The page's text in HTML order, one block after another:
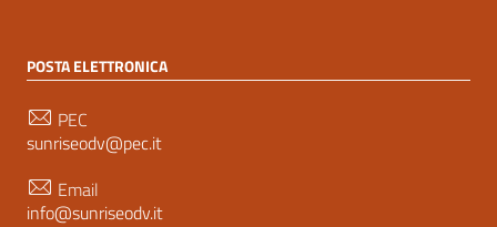
POSTA ELETTRONICA
PEC
sunriseodv@pec.it
Email
info@sunriseodv.it